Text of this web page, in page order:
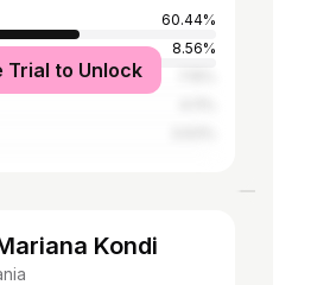
60.44%
8.56%
Trial to Unlock
Kondi